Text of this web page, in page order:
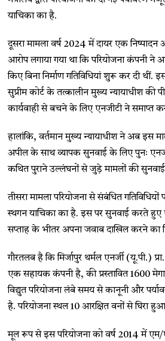
याचिका का है.
दूसरा मामला वर्ष 2024 में दायर एक
आरोप लगाया गया था कि परियोजना कंपनी ने
किए बिना निर्माण गतिविधियां शुरू कर दी थीं.
सुप्रीम कोर्ट के तत्कालीन मुख्य न्यायाधीश की
कार्यवाही से बचने के लिए एनजीटी ने समाप्त कर
हालांकि, वर्तमान मुख्य न्यायाधीश ने अब इस
अपील के साथ व्यापक सुनवाई के लिए पुनः
कथित पुराने उल्लंघनों से जुड़े मामलों की
तीसरा मामला परियोजना से संबंधित
स्थगन याचिका का है. इस पर सुनवाई करते हुए
सप्ताह के भीतर अपना जवाब दाखिल करने का
गौरतलब है कि मिर्जापुर थर्मल एनर्जी (यू.पी.)
एक सहायक कंपनी है, की प्रस्तावित 1600
विद्युत परियोजना लंबे समय से कानूनी और
है. परियोजना स्थल 10 आरक्षित वनों से घिरा
मूल रूप से इस परियोजना को वर्ष 2014 में एम/